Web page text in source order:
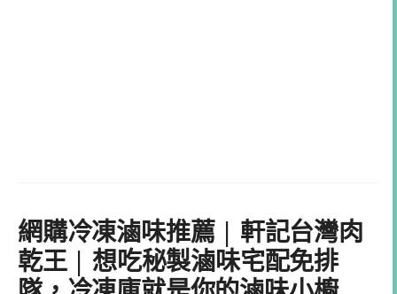
網購冷凍滷味推薦 | 軒記台灣肉
乾王 | 想吃秘製滷味宅配免排